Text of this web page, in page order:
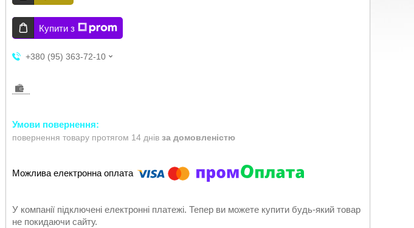
Купити з
+380 (95) 363-72-10
повернення товару протягом 14 днів за домовленістю
У компанії підключені електронні платежі. Тепер ви можете купити будь-який товар
не покидаючи сайту.